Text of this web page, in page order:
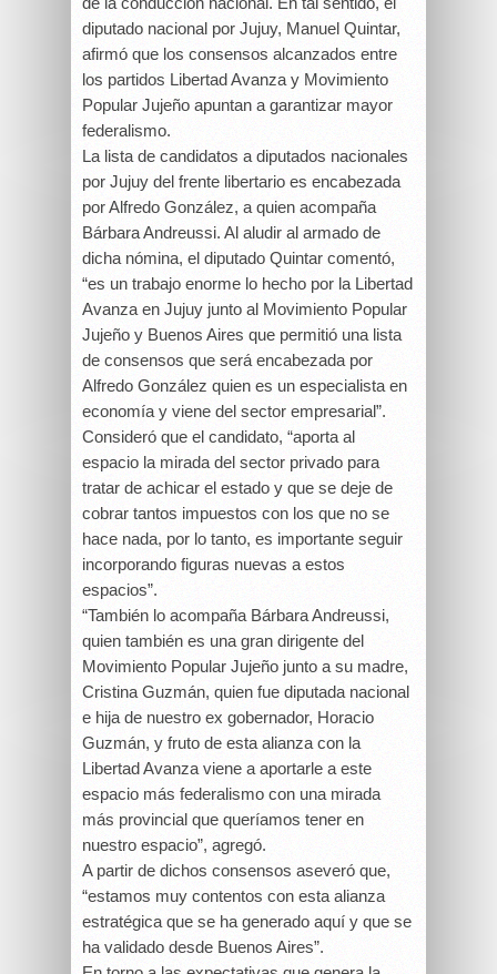
diputado nacional por Jujuy, Manuel Quintar,
afirmó que los consensos alcanzados entre
los partidos Libertad Avanza y Movimiento
Popular Jujeño apuntan a garantizar mayor
federalismo.
La lista de candidatos a diputados nacionales
por Jujuy del frente libertario es encabezada
por Alfredo González, a quien acompaña
Bárbara Andreussi. Al aludir al armado de
dicha nómina, el diputado Quintar comentó,
“es un trabajo enorme lo hecho por la Libertad
Avanza en Jujuy junto al Movimiento Popular
Jujeño y Buenos Aires que permitió una lista
de consensos que será encabezada por
Alfredo González quien es un especialista en
economía y viene del sector empresarial”.
Consideró que el candidato, “aporta al
espacio la mirada del sector privado para
tratar de achicar el estado y que se deje de
cobrar tantos impuestos con los que no se
hace nada, por lo tanto, es importante seguir
incorporando figuras nuevas a estos
espacios”.
“También lo acompaña Bárbara Andreussi,
quien también es una gran dirigente del
Movimiento Popular Jujeño junto a su madre,
Cristina Guzmán, quien fue diputada nacional
e hija de nuestro ex gobernador, Horacio
Guzmán, y fruto de esta alianza con la
Libertad Avanza viene a aportarle a este
espacio más federalismo con una mirada
más provincial que queríamos tener en
nuestro espacio”, agregó.
A partir de dichos consensos aseveró que,
“estamos muy contentos con esta alianza
estratégica que se ha generado aquí y que se
ha validado desde Buenos Aires”.